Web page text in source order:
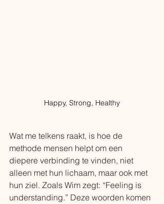
Happy, Strong, Healthy
Wat me telkens raakt, is hoe de
methode mensen helpt om een
diepere verbinding te vinden, niet
alleen met hun lichaam, maar ook met
hun ziel. Zoals Wim zegt: “Feeling is
understanding.” Deze woorden komen